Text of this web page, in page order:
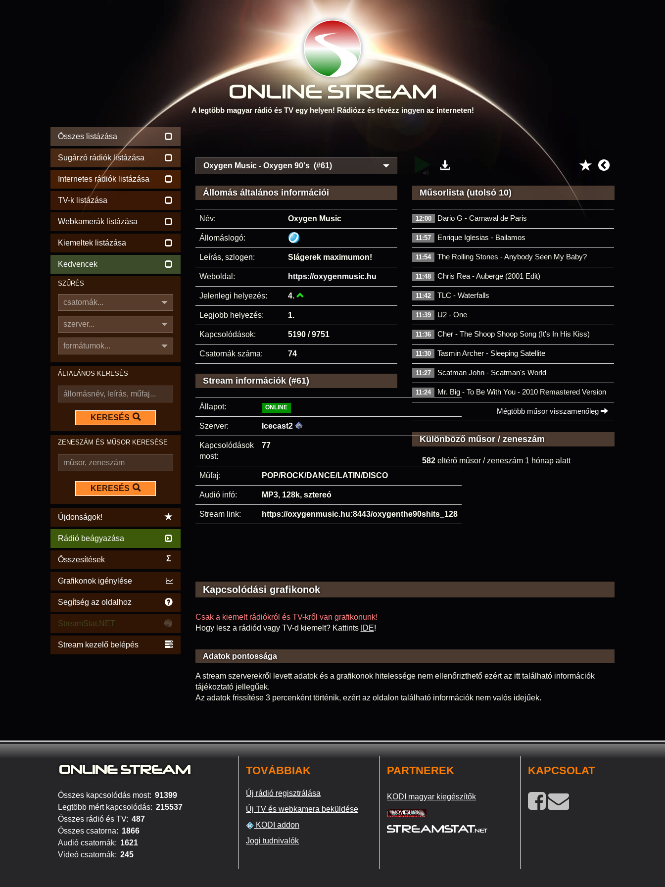
ONLINE STREAM
A legtöbb magyar rádió és TV egy helyen! Rádiózz és tévézz ingyen az interneten!
Összes listázása
Sugárzó rádiók listázása
Internetes rádiók listázása
TV-k listázása
Webkamerák listázása
Kiemeltek listázása
Kedvencek
SZŰRÉS
csatornák...
szerver...
formátumok...
ÁLTALÁNOS KERESÉS
KERESÉS
ZENESZÁM ÉS MŰSOR KERESÉSE
KERESÉS
Újdonságok!
Rádió beágyazása
Összesítések Σ
Grafikonok igénylése
Segítség az oldalhoz
StreamStat.NET
Stream kezelő belépés
Oxygen Music - Oxygen 90's (#61)
Állomás általános információi
Név: Oxygen Music
Állomáslogó:
Leírás, szlogen: Slágerek maximumon!
Weboldal: https://oxygenmusic.hu
Jelenlegi helyezés: 4.
Legjobb helyezés: 1.
Kapcsolódások: 5190 / 9751
Csatornák száma: 74
Stream információk (#61)
Állapot: ONLINE
Szerver: Icecast2
Kapcsolódások
most:
77
Műfaj: POP/ROCK/DANCE/LATIN/DISCO
Audió infó: MP3, 128k, sztereó
Stream link: https://oxygenmusic.hu:8443/oxygenthe90shits_128
Műsorlista (utolsó 10)
12:00 Dario G - Carnaval de Paris
11:57 Enrique Iglesias - Bailamos
11:54 The Rolling Stones - Anybody Seen My Baby?
11:48 Chris Rea - Auberge (2001 Edit)
11:42 TLC - Waterfalls
11:39 U2 - One
11:36 Cher - The Shoop Shoop Song (It's In His Kiss)
11:30 Tasmin Archer - Sleeping Satellite
11:27 Scatman John - Scatman's World
11:24 Mr. Big - To Be With You - 2010 Remastered Version
Mégtöbb műsor visszamenőleg
Különböző műsor / zeneszám
582 eltérő műsor / zeneszám 1 hónap alatt
Kapcsolódási grafikonok
Csak a kiemelt rádiókról és TV-kről van grafikonunk!
Hogy lesz a rádiód vagy TV-d kiemelt? Kattints IDE!
Adatok pontossága
A stream szerverekről levett adatok és a grafikonok hitelessége nem ellenőrizthető ezért az itt található információk
tájékoztató jellegűek.
Az adatok frissítése 3 percenként történik, ezért az oldalon található információk nem valós idejűek.
ONLINE STREAM
Összes kapcsolódás most: 91399
Legtöbb mért kapcsolódás: 215537
Összes rádió és TV: 487
Összes csatorna: 1866
Audió csatornák: 1621
Videó csatornák: 245
TOVÁBBIAK
Új rádió regisztrálása
Új TV és webkamera beküldése
KODI addon
Jogi tudnivalók
PARTNEREK
KODI magyar kiegészítők
KAPCSOLAT